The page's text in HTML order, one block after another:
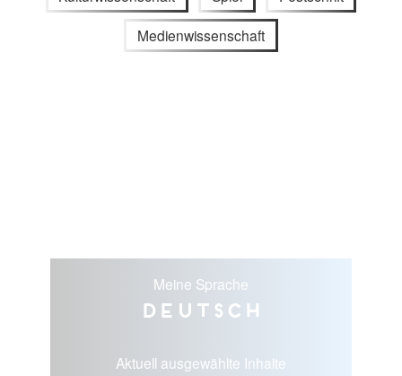
Medienwissenschaft
Meine Sprache
Deutsch
Aktuell ausgewählte Inhalte